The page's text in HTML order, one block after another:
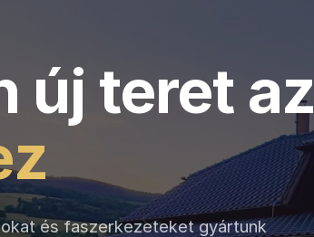
új teret az
és faszerkezeteket gyártunk